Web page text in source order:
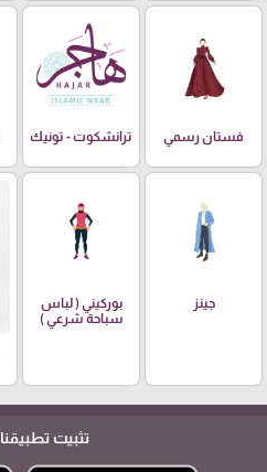
فستان رسمي ترانشكوت - تونيك
جينز
بوركيني ( لباس
سباحة شرعي )
تثبيت تطبيقنا